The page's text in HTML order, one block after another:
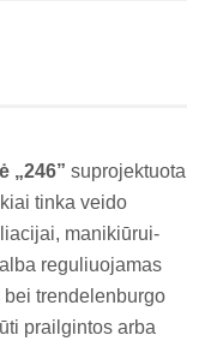
„246” suprojektuota
tinka veido
manikiūrui-
reguliuojamas
trendelenburgo
prailgintos arba